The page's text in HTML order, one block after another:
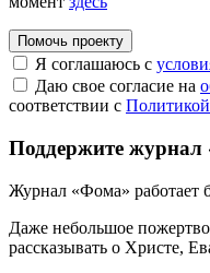
Помочь проекту
Я соглашаюсь с
Даю свое согласие на
соответствии с
Поддержите
Журнал «Фома» работает
Даже небольшое
рассказывать о Христе,